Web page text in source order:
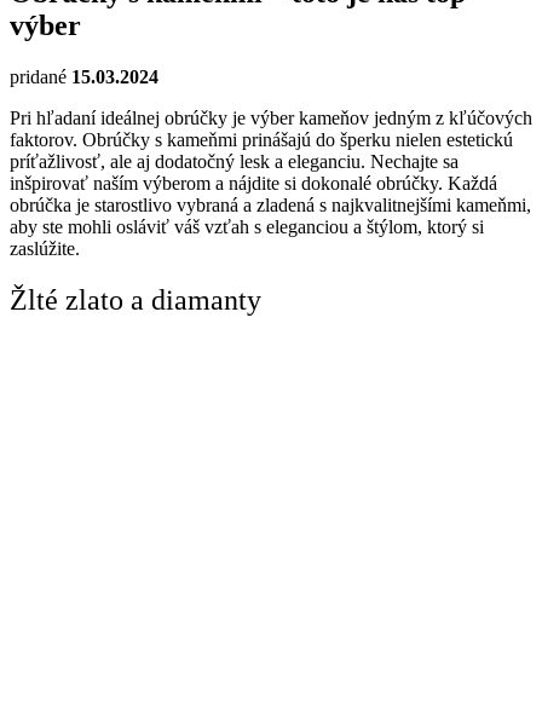
výber
pridané 15.03.2024
Pri hľadaní ideálnej obrúčky je výber kameňov jedným z kľúčových
faktorov. Obrúčky s kameňmi prinášajú do šperku nielen estetickú
príťažlivosť, ale aj dodatočný lesk a eleganciu. Nechajte sa
inšpirovať naším výberom a nájdite si dokonalé obrúčky. Každá
obrúčka je starostlivo vybraná a zladená s najkvalitnejšími kameňmi,
aby ste mohli osláviť váš vzťah s eleganciou a štýlom, ktorý si
zaslúžite.
Žlté zlato a diamanty